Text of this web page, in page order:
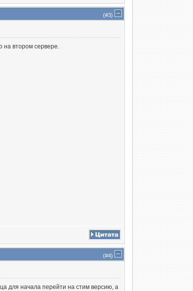
(#3)
на втором сервере.
(#4)
для начала перейти на стим версию, а